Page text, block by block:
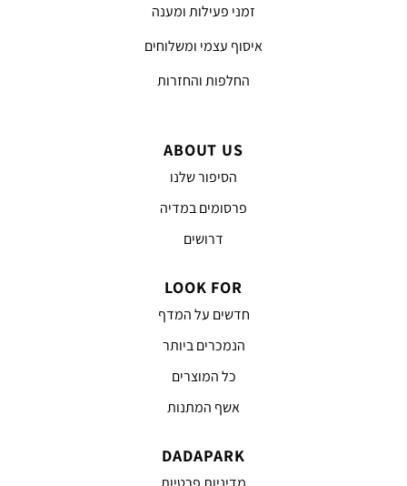
זמני פעילות ומענה
איסוף עצמי ומשלוחים
החלפות והחזרות
ABOUT US
הסיפור שלנו
פרסומים במדיה
דרושים
LOOK FOR
חדשים על המדף
הנמכרים ביותר
כל המוצרים
אשף המתנות
DADAPARK